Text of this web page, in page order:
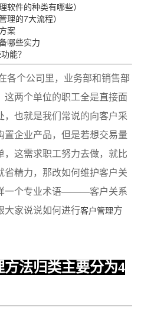
软件的种类有哪些）
理的7大流程）
案
哪些实力
能？
各个公司里，业务部和销售部
这两个单位的职工全是直接面
，也就是我们常说的向客户采
置企业产品，但是若想交易量
，这需求职工努力去做，就比
省精力，那改如何维护客户关
一个专业术语———客户关系
大家说说如何进行客户管理方
法归类主要分为4